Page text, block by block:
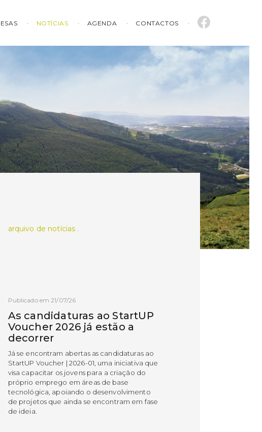
NOTÍCIAS AGENDA CONTACTOS
arquivo de notícias .
Publicado em 21/07/26
As candidaturas ao StartUP
Voucher 2026 já estão a
decorrer
Já se encontram abertas as candidaturas ao
StartUP Voucher | 2026-01, uma iniciativa que
visa capacitar os jovens para a criação do
próprio emprego em áreas de base
tecnológica, apoiando o desenvolvimento
de projetos que ainda se encontram em fase
de ideia.